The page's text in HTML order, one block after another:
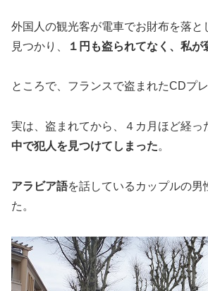
外国人の観光客が電車でお財布を落と
見つかり、
１円も盗られてなく、私が
ところで、フランスで盗まれたCDプレ
実は、盗まれてから、４カ月ほど経っ
中で犯人を見つけてしまった。
アラビア語を話しているカップルの男
た。